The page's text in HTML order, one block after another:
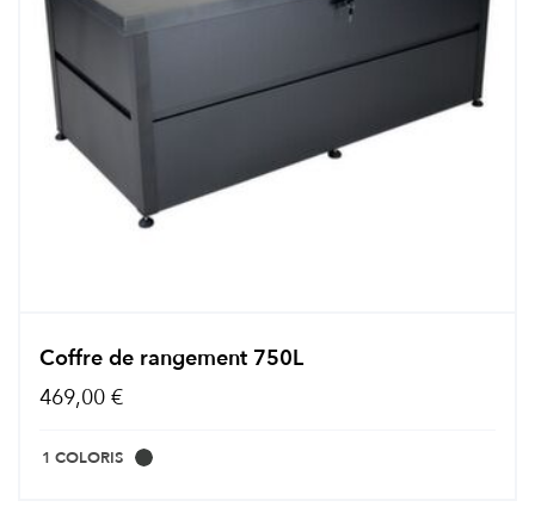
Coffre de rangement 750L
469,00 €
1 COLORIS